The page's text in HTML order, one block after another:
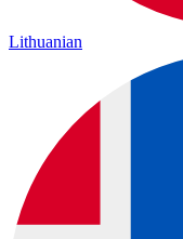
Lithuanian